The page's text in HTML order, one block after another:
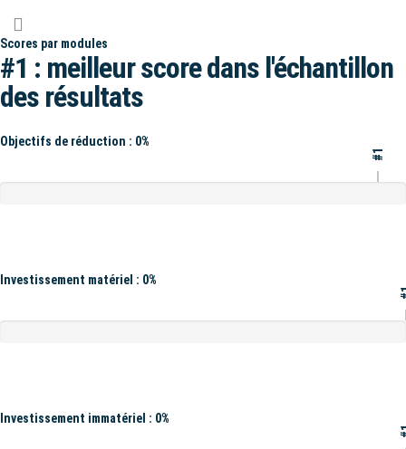
Scores par modules
#1 : meilleur score dans l'échantillon
des résultats
Objectifs de réduction : 0%
#1
Investissement matériel : 0%
Investissement immatériel : 0%